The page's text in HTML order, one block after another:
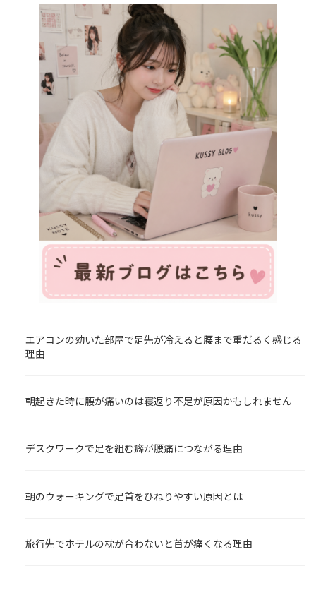
エアコンの効いた部屋で足先が冷えると腰まで重だるく感じる
理由
朝起きた時に腰が痛いのは寝返り不足が原因かもしれません
デスクワークで足を組む癖が腰痛につながる理由
朝のウォーキングで足首をひねりやすい原因とは
旅行先でホテルの枕が合わないと首が痛くなる理由